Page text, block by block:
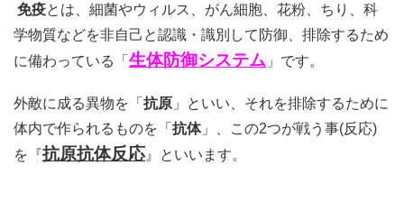
免疫とは、細菌やウィルス、がん細胞、花粉、ちり、科
学物質などを非自己と認識・識別して防御、排除するため
に備わっている「 生体防御システム 」です。
外敵に成る異物を「 抗原 」といい、それを排除するために
体内で作られるものを「 抗体」、この2つが戦う事(反応)
を『抗原抗体反応』といいます。